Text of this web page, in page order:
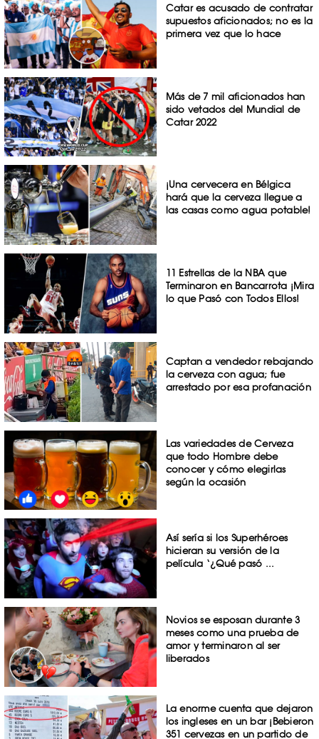
Catar es acusado de contratar
supuestos aficionados; no es la
primera vez que lo hace
Más de 7 mil aficionados han
sido vetados del Mundial de
Catar 2022
¡Una cervecera en Bélgica
hará que la cerveza llegue a
las casas como agua potable!
11 Estrellas de la NBA que
Terminaron en Bancarrota ¡Mira
lo que Pasó con Todos Ellos!
Captan a vendedor rebajando
la cerveza con agua; fue
arrestado por esa profanación
Las variedades de Cerveza
que todo Hombre debe
conocer y cómo elegirlas
según la ocasión
Así sería si los Superhéroes
hicieran su versión de la
película ‘¿Qué pasó ...
Novios se esposan durante 3
meses como una prueba de
amor y terminaron al ser
liberados
La enorme cuenta que dejaron
los ingleses en un bar ¡Bebieron
351 cervezas en un partido de